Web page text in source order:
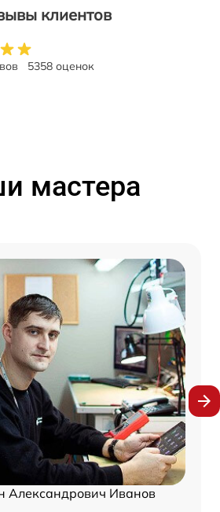
клиентов
5358 оценок
мастера
Александрович Иванов